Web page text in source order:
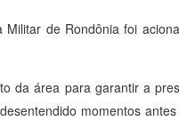
de Rondônia foi
da área para garantir a
momentos